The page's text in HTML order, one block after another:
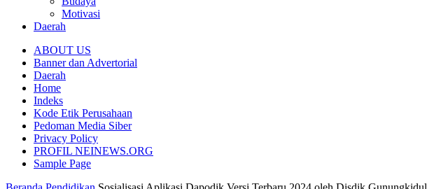
Motivasi
Daerah
ABOUT US
Banner dan Advertorial
Daerah
Home
Indeks
Kode Etik Perusahaan
Pedoman Media Siber
Privacy Policy
PROFIL NEINEWS.ORG
Sample Page